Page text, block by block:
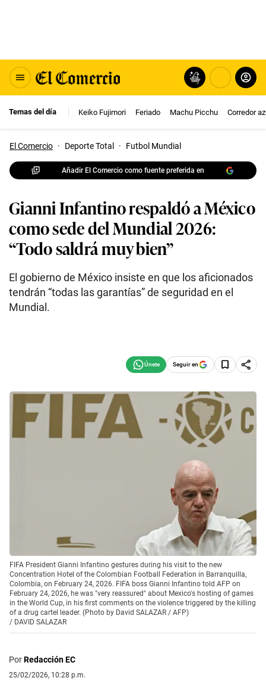
Temas del día Keiko Fujimori Feriado Machu Picchu Corredor
El Comercio · Deporte Total · Futbol Mundial
Añadir El Comercio como fuente preferida en
Gianni Infantino respaldó a México
como sede del Mundial 2026:
“Todo saldrá muy bien”
El gobierno de México insiste en que los aficionados
tendrán “todas las garantías” de seguridad en el
Mundial.
Seguir en
FIFA President Gianni Infantino gestures during his visit to the new
Concentration Hotel of the Colombian Football Federation in Barranquilla,
Colombia, on February 24, 2026. FIFA boss Gianni Infantino told AFP on
February 24, 2026, he was "very reassured" about Mexico's hosting of games
in the World Cup, in his first comments on the violence triggered by the killing
of a drug cartel leader. (Photo by David SALAZAR / AFP)
/ DAVID SALAZAR
PorRedacción EC
25/02/2026, 10:28 p.m.